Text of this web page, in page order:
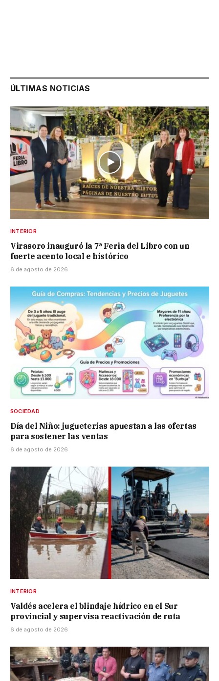
ÚLTIMAS NOTICIAS
INTERIOR
Virasoro inauguró la 7ª Feria del Libro con un
fuerte acento local e histórico
6 de agosto de 2026
SOCIEDAD
Día del Niño: jugueterías apuestan a las ofertas
para sostener las ventas
6 de agosto de 2026
INTERIOR
Valdés acelera el blindaje hídrico en el Sur
provincial y supervisa reactivación de ruta
6 de agosto de 2026